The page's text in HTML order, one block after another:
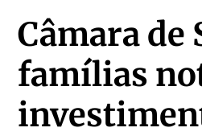
Câmara de
famílias